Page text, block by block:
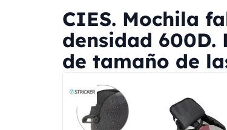
CIES. Mochila
densidad
de tamaño de